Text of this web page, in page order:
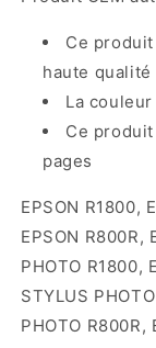
Ce
haute qualité
La
Ce
pages
EPSON R1800,
EPSON R800R,
PHOTO R1800,
STYLUS
PHOTO R800R,